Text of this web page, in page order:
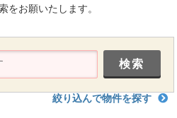
をお願いたします。
絞り込んで物件を探す